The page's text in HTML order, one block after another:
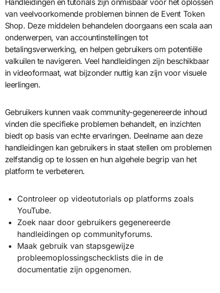
Handleidingen en tutorials zijn onmisbaar voor het oplossen
van veelvoorkomende problemen binnen de Event Token
Shop. Deze middelen behandelen doorgaans een scala aan
onderwerpen, van accountinstellingen tot
betalingsverwerking, en helpen gebruikers om potentiële
valkuilen te navigeren. Veel handleidingen zijn beschikbaar
in videoformaat, wat bijzonder nuttig kan zijn voor visuele
leerlingen.
Gebruikers kunnen vaak community-gegenereerde inhoud
vinden die specifieke problemen behandelt, en inzichten
biedt op basis van echte ervaringen. Deelname aan deze
handleidingen kan gebruikers in staat stellen om problemen
zelfstandig op te lossen en hun algehele begrip van het
platform te verbeteren.
Controleer op videotutorials op platforms zoals
YouTube.
Zoek naar door gebruikers gegenereerde
handleidingen op communityforums.
Maak gebruik van stapsgewijze
probleemoplossingschecklists die in de
documentatie zijn opgenomen.